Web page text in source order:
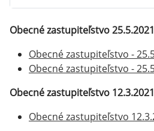
Obecné zastupiteľstvo 25.5.2021
Obecné zastupiteľstvo -
Obecné zastupiteľstvo -
Obecné zastupiteľstvo 12.3.2021
Obecné zastupiteľstvo